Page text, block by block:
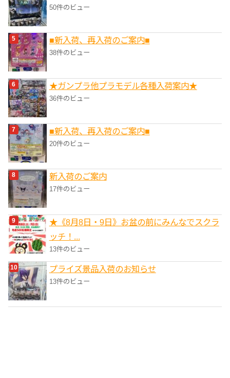
50件のビュー
■新入荷、再入荷のご案内■
38件のビュー
★ガンプラ他プラモデル各種入荷案内★
36件のビュー
■新入荷、再入荷のご案内■
20件のビュー
新入荷のご案内
17件のビュー
★《8月8日・9日》お盆の前にみんなでスクラ
ッチ！...
13件のビュー
プライズ景品入荷のお知らせ
13件のビュー